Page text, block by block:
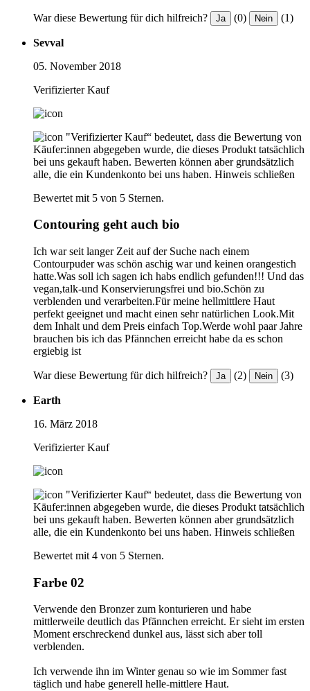
War diese Bewertung für dich hilfreich? Ja (0) Nein (1)
Sevval
05. November 2018
Verifizierter Kauf
"Verifizierter Kauf“ bedeutet, dass die Bewertung von
Käufer:innen abgegeben wurde, die dieses Produkt tatsächlich
bei uns gekauft haben. Bewerten können aber grundsätzlich
alle, die ein Kundenkonto bei uns haben. Hinweis schließen
Bewertet mit 5 von 5 Sternen.
Contouring geht auch bio
Ich war seit langer Zeit auf der Suche nach einem
Contourpuder was schön aschig war und keinen orangestich
hatte.Was soll ich sagen ich habs endlich gefunden!!! Und das
vegan,talk-und Konservierungsfrei und bio.Schön zu
verblenden und verarbeiten.Für meine hellmittlere Haut
perfekt geeignet und macht einen sehr natürlichen Look.Mit
dem Inhalt und dem Preis einfach Top.Werde wohl paar Jahre
brauchen bis ich das Pfännchen erreicht habe da es schon
ergiebig ist
War diese Bewertung für dich hilfreich? Ja (2) Nein (3)
Earth
16. März 2018
Verifizierter Kauf
"Verifizierter Kauf“ bedeutet, dass die Bewertung von
Käufer:innen abgegeben wurde, die dieses Produkt tatsächlich
bei uns gekauft haben. Bewerten können aber grundsätzlich
alle, die ein Kundenkonto bei uns haben. Hinweis schließen
Bewertet mit 4 von 5 Sternen.
Farbe 02
Verwende den Bronzer zum konturieren und habe
mittlerweile deutlich das Pfännchen erreicht. Er sieht im ersten
Moment erschreckend dunkel aus, lässt sich aber toll
verblenden.
Ich verwende ihn im Winter genau so wie im Sommer fast
täglich und habe generell helle-mittlere Haut.